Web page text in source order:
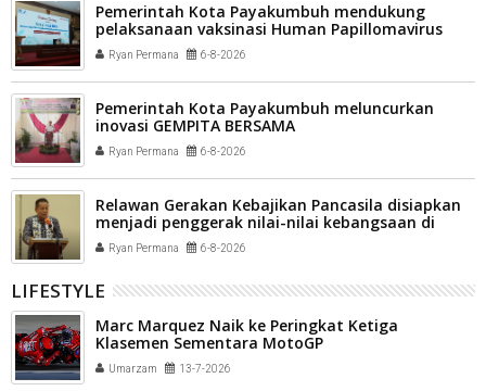
Pemerintah Kota Payakumbuh mendukung
pelaksanaan vaksinasi Human Papillomavirus
(HPV) bagi aparatur sipil negara (ASN) dan
masyarakat
Ryan Permana 6-8-2026
Pemerintah Kota Payakumbuh meluncurkan
inovasi GEMPITA BERSAMA
Ryan Permana 6-8-2026
Relawan Gerakan Kebajikan Pancasila disiapkan
menjadi penggerak nilai-nilai kebangsaan di
tengah masyarakat Kota Payakumbuh
Ryan Permana 6-8-2026
LIFESTYLE
Marc Marquez Naik ke Peringkat Ketiga
Klasemen Sementara MotoGP
Umarzam 13-7-2026